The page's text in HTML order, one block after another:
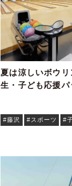
夏は涼しいボウ
生・子ども応援
#藤沢 #スポーツ #